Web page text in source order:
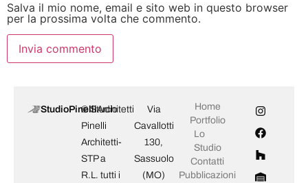
Salva il mio nome, email e sito web in questo browser
per la prossima volta che commento.
StudioPinelliArchitetti
© Studio
Pinelli
Architetti-
STP a
R.L. tutti i
Via
Cavallotti
130,
Sassuolo
(MO)
Home
Portfolio
Lo
Studio
Contatti
Pubblicazioni